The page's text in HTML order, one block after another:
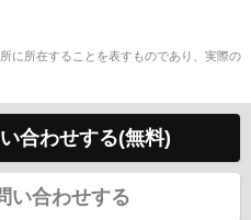
に所在することを表すものであり、実際の
合わせする(無料)
い合わせする